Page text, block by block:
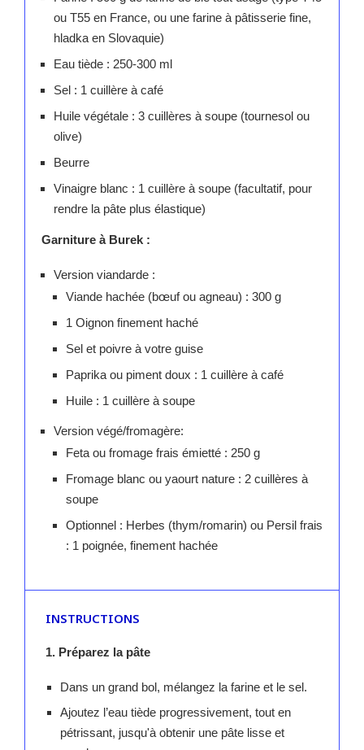
ou T55 en France, ou une farine à pâtisserie fine,
hladka en Slovaquie)
Eau tiède : 250-300 ml
Sel : 1 cuillère à café
Huile végétale : 3 cuillères à soupe (tournesol ou
olive)
Beurre
Vinaigre blanc : 1 cuillère à soupe (facultatif, pour
rendre la pâte plus élastique)
Garniture à Burek :
Version viandarde :
Viande hachée (bœuf ou agneau) : 300 g
1 Oignon finement haché
Sel et poivre à votre guise
Paprika ou piment doux : 1 cuillère à café
Huile : 1 cuillère à soupe
Version végé/fromagère:
Feta ou fromage frais émietté : 250 g
Fromage blanc ou yaourt nature : 2 cuillères à
soupe
Optionnel : Herbes (thym/romarin) ou Persil frais
: 1 poignée, finement hachée
INSTRUCTIONS
1. Préparez la pâte
Dans un grand bol, mélangez la farine et le sel.
Ajoutez l’eau tiède progressivement, tout en
pétrissant, jusqu'à obtenir une pâte lisse et